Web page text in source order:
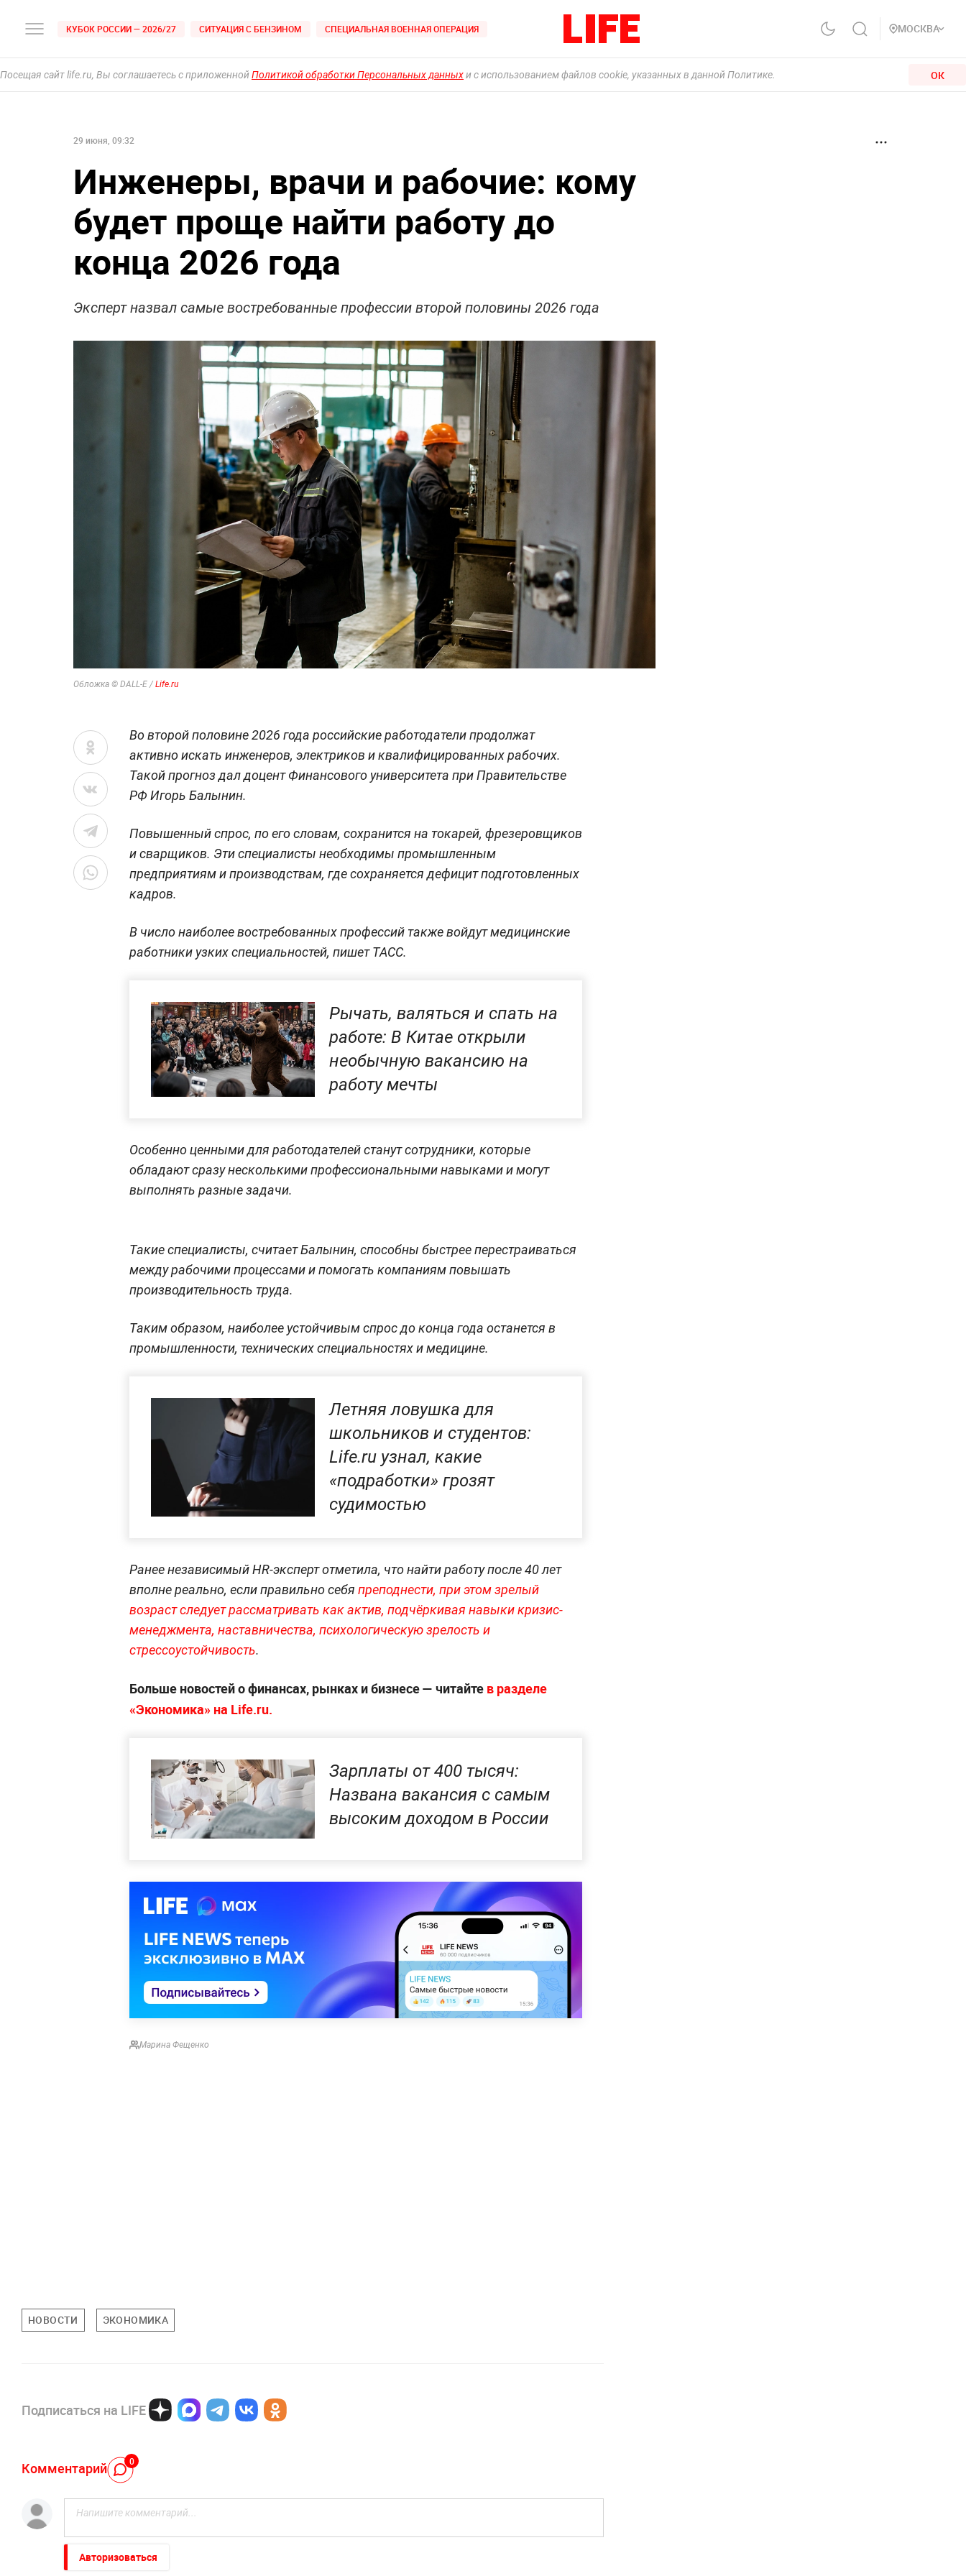
КУБОК РОССИИ — 2026/27 СИТУАЦИЯ С БЕНЗИНОМ СПЕЦИАЛЬНАЯ ВОЕННАЯ ОПЕРАЦИЯ МОСКВА
Посещая сайт life.ru, Вы соглашаетесь с приложеннойПолитикой обработки Персональных данныхи с использованием файлов cookie, указанных в данной Политике. ОК
29 июня, 09:32
Инженеры, врачи и рабочие: кому
будет проще найти работу до
конца 2026 года
Эксперт назвал самые востребованные профессии второй половины 2026 года
Обложка © DALL-E / Life.ru
Во второй половине 2026 года российские работодатели продолжат
активно искать инженеров, электриков и квалифицированных рабочих.
Такой прогноз дал доцент Финансового университета при Правительстве
РФ Игорь Балынин.
Повышенный спрос, по его словам, сохранится на токарей, фрезеровщиков
и сварщиков. Эти специалисты необходимы промышленным
предприятиям и производствам, где сохраняется дефицит подготовленных
кадров.
В число наиболее востребованных профессий также войдут медицинские
работники узких специальностей, пишет ТАСС.
Рычать, валяться и спать на
работе: В Китае открыли
необычную вакансию на
работу мечты
Особенно ценными для работодателей станут сотрудники, которые
обладают сразу несколькими профессиональными навыками и могут
выполнять разные задачи.
Такие специалисты, считает Балынин, способны быстрее перестраиваться
между рабочими процессами и помогать компаниям повышать
производительность труда.
Таким образом, наиболее устойчивым спрос до конца года останется в
промышленности, технических специальностях и медицине.
Летняя ловушка для
школьников и студентов:
Life.ru узнал, какие
«подработки» грозят
судимостью
Ранее независимый HR-эксперт отметила, что найти работу после 40 лет
вполне реально, если правильно себя преподнести, при этом зрелый
возраст следует рассматривать как актив, подчёркивая навыки кризис-
менеджмента, наставничества, психологическую зрелость и
стрессоустойчивость.
Больше новостей о финансах, рынках и бизнесе — читайте в разделе
«Экономика» на Life.ru.
Зарплаты от 400 тысяч:
Названа вакансия с самым
высоким доходом в России
Марина Фещенко
НОВОСТИ ЭКОНОМИКА
Подписаться на LIFE
Комментарий 0
Авторизоваться